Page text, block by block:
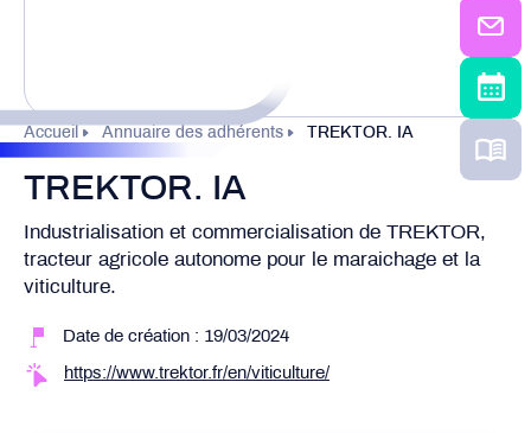
Accueil Annuaire des adhérents TREKTOR. IA
TREKTOR. IA
Industrialisation et commercialisation de TREKTOR,
tracteur agricole autonome pour le maraichage et la
viticulture.
Date de création : 19/03/2024
https://www.trektor.fr/en/viticulture/